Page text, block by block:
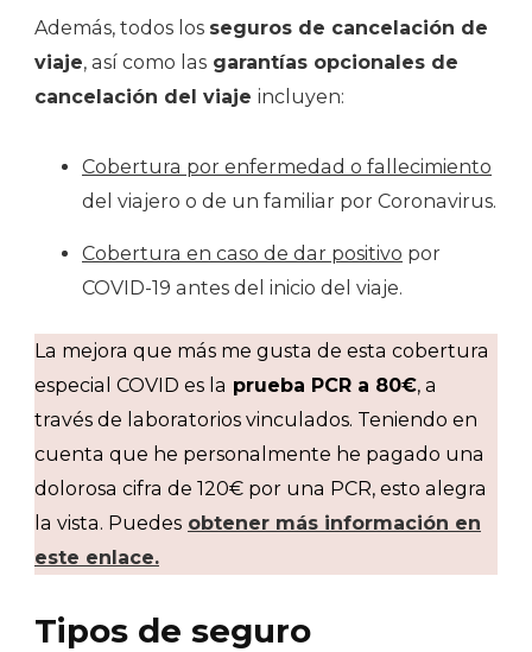
Además, todos los seguros de cancelación de
viaje, así como las garantías opcionales de
cancelación del viaje incluyen:
Cobertura por enfermedad o fallecimiento
del viajero o de un familiar por Coronavirus.
Cobertura en caso de dar positivo por
COVID-19 antes del inicio del viaje.
La mejora que más me gusta de esta cobertura
especial COVID es la prueba PCR a 80€, a
través de laboratorios vinculados. Teniendo en
cuenta que he personalmente he pagado una
dolorosa cifra de 120€ por una PCR, esto alegra
la vista. Puedes obtener más información en
este enlace.
Tipos de seguro